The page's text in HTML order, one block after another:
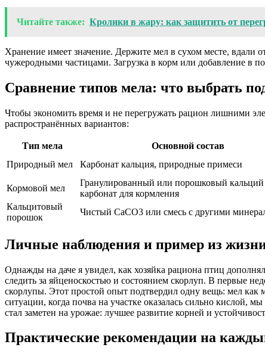
Читайте также: Кролики в жару: как защитить от
Хранение имеет значение. Держите мел в сухом месте, вдали
чужеродными частицами. Загрузка в корм или добавление в
Сравнение типов мела: что выбрать
Чтобы экономить время и не перегружать рацион лишними
распространённых вариантов:
Тип мела Основной состав
Природный мел
Карбонат кальция, природные примеси
Кормовой мел
Гранулированный или порошковый кальций
карбонат для кормления
Кальцитовый
порошок
Чистый CaCO3 или смесь с другими
Личные наблюдения и пример из
Однажды на даче я увидел, как хозяйка рациона птиц
следить за яйценоскостью и состоянием скорлуп. В первые
скорлупы. Этот простой опыт подтвердил одну вещь: мел как
ситуации, когда почва на участке оказалась сильно кислой,
стал заметен на урожае: лучшее развитие корней и
Практические рекомендации на